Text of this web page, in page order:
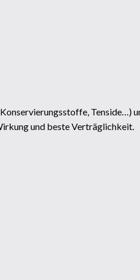
Tenside…)
und beste Verträglichkeit.